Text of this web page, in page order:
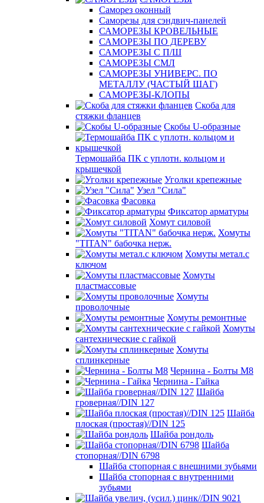
Саморез оконный
Саморезы для сэндвич-панелей
САМОРЕЗЫ КРОВЕЛЬНЫЕ
САМОРЕЗЫ ПО ДЕРЕВУ
САМОРЕЗЫ С П/Ш
САМОРЕЗЫ СМЛ
САМОРЕЗЫ УНИВЕРС. ПО
МЕТАЛЛУ (ЧАСТЫЙ ШАГ)
САМОРЕЗЫ-КЛОПЫ
Скоба для
стяжки фланцев
Скобы U-образные
Термошайба ПК с уплотн. кольцом и
крышечкой
Уголки крепежные
Узел "Сила"
Фасовка
Фиксатор арматуры
Хомут силовой
Хомуты
"TITAN" бабочка нерж.
Хомуты метал.с
ключом
Хомуты
пластмассовые
Хомуты
проволочные
Хомуты ремонтные
Хомуты
сантехнические с гайкой
Хомуты
сплинкерные
Чернина - Болты М8
Чернина - Гайка
Шайба
гроверная//DIN 127
Шайба
плоская (простая)//DIN 125
Шайба рондоль
Шайба
стопорная//DIN 6798
Шайба стопорная с внешними зубьями
Шайба стопорная с внутренними
зубьями